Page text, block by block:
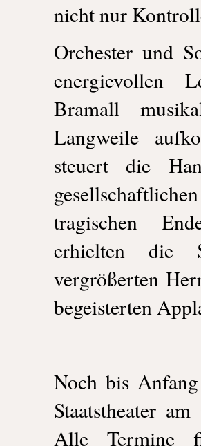
nicht nur
Orchester und
energievollen
Bramall
Langweile
steuert die
tragischen
erhielten die
vergrößerten
begeisterten
Noch bis
Staatstheater
Alle Termine